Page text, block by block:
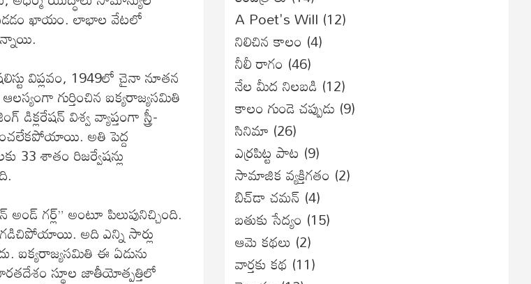
పడడం ఖాయం. లాభాల వేటలో
విప్లవం, 1949లో చైనా నూతన
గుర్తించిన ఐక్యరాజ్యసమితి
విశ్వ వ్యాప్తంగా స్త్రీ-
అతి పెద్ద
33 శాతం రిజర్వేషన్లు
గర్ల్” అంటూ పిలుపునిచ్చింది.
గడిచిపోయాయి. అది ఎన్ని సార్లు
ఐక్యరాజ్యసమితి ఈ ఏడును
స్థూల జాతీయోత్పత్తిలో
A Poet's Will (12)
నిలిచిన కాలం (4)
నీలీ రాగం (46)
నేల మీద నిలబడి (12)
కాలం గుండె చప్పుడు (9)
సినిమా (26)
ఎర్రపిట్ట పాట (9)
సామాజిక వ్యక్తిగతం (2)
బిచ్‌డా చమన్ (4)
బతుకు సేద్యం (15)
ఆమె కథలు (2)
వార్తకు కథ (11)